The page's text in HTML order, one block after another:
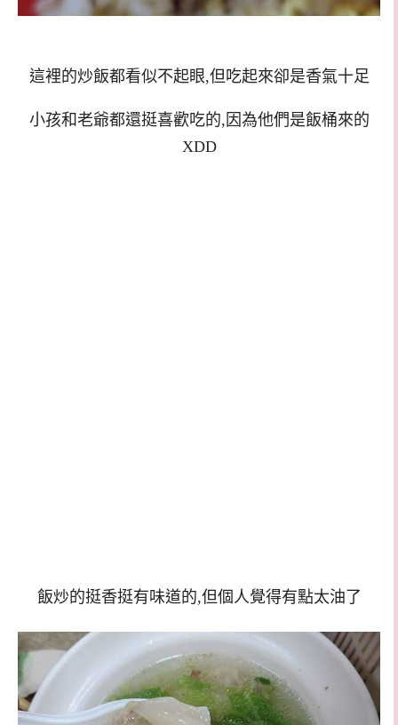
這裡的炒飯都看似不起眼,但吃起來卻是香氣十足
小孩和老爺都還挺喜歡吃的,因為他們是飯桶來的
XDD
飯炒的挺香挺有味道的,但個人覺得有點太油了